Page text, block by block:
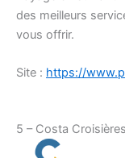
des meilleurs
vous offrir.
Site : https://
5 – Costa Croisières